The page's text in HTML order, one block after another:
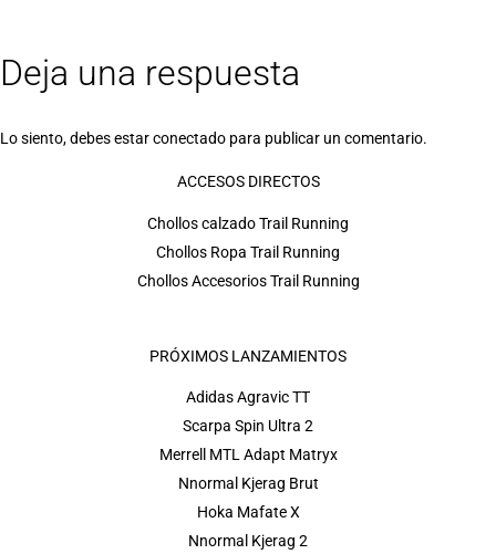
Deja una respuesta
Lo siento, debes estarconectado para publicar un comentario.
ACCESOS DIRECTOS
Chollos calzado Trail Running
Chollos Ropa Trail Running
Chollos Accesorios Trail Running
PRÓXIMOS LANZAMIENTOS
Adidas Agravic TT
Scarpa Spin Ultra 2
Merrell MTL Adapt Matryx
Nnormal Kjerag Brut
Hoka Mafate X
Nnormal Kjerag 2